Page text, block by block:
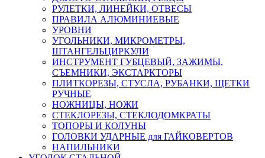
РУЛЕТКИ, ЛИНЕЙКИ, ОТВЕСЫ
ПРАВИЛА АЛЮМИНИЕВЫЕ
УРОВНИ
УГОЛЬНИКИ, МИКРОМЕТРЫ,
ШТАНГЕЛЬЦИРКУЛИ
ИНСТРУМЕНТ ГУБЦЕВЫЙ, ЗАЖИМЫ,
СЪЕМНИКИ, ЭКСТАРКТОРЫ
ПЛИТКОРЕЗЫ, СТУСЛА, РУБАНКИ, ЩЕТКИ
РУЧНЫЕ
НОЖНИЦЫ, НОЖИ
СТЕКЛОРЕЗЫ, СТЕКЛОДОМКРАТЫ
ТОПОРЫ И КОЛУНЫ
ГОЛОВКИ УДАРНЫЕ для ГАЙКОВЕРТОВ
НАПИЛЬНИКИ